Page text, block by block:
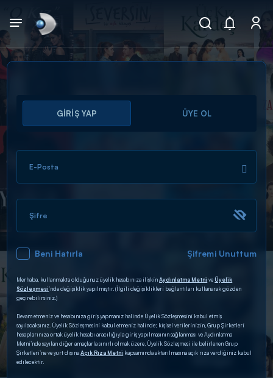
Arama
ARAMA SONUÇLARI
DİĞER SONUÇLAR
GİRİŞ YAP ÜYE OL
E-Posta
Şifre
Beni Hatırla Şifremi Unuttum
Merhaba, kullanmakta olduğunuz üyelik hesabınıza ilişkinAydınlatma Metni veÜyelik
Sözleşmesi’nde değişiklik yapılmıştır. (İlgili değişiklikleri bağlantıları kullanarak gözden
geçirebilirsiniz.)
Devam etmeniz ve hesabınıza giriş yapmanız halinde Üyelik Sözleşmesini kabul etmiş
sayılacaksınız. Üyelik Sözleşmesini kabul etmeniz halinde; kişisel verilerinizin, Grup Şirketleri
hesaplarınıza ortak üyelik hesabı aracılığıyla giriş yapılmasının sağlanması ve Aydınlatma
Metni’nde sayılan diğer amaçlarla sınırlı olmak üzere, Üyelik Sözleşmesi ile belirlenen Grup
Şirketleri’ne ve yurt dışınaAçık Rıza Metni kapsamında aktarılmasına açık rıza verdiğiniz kabul
edilecektir.